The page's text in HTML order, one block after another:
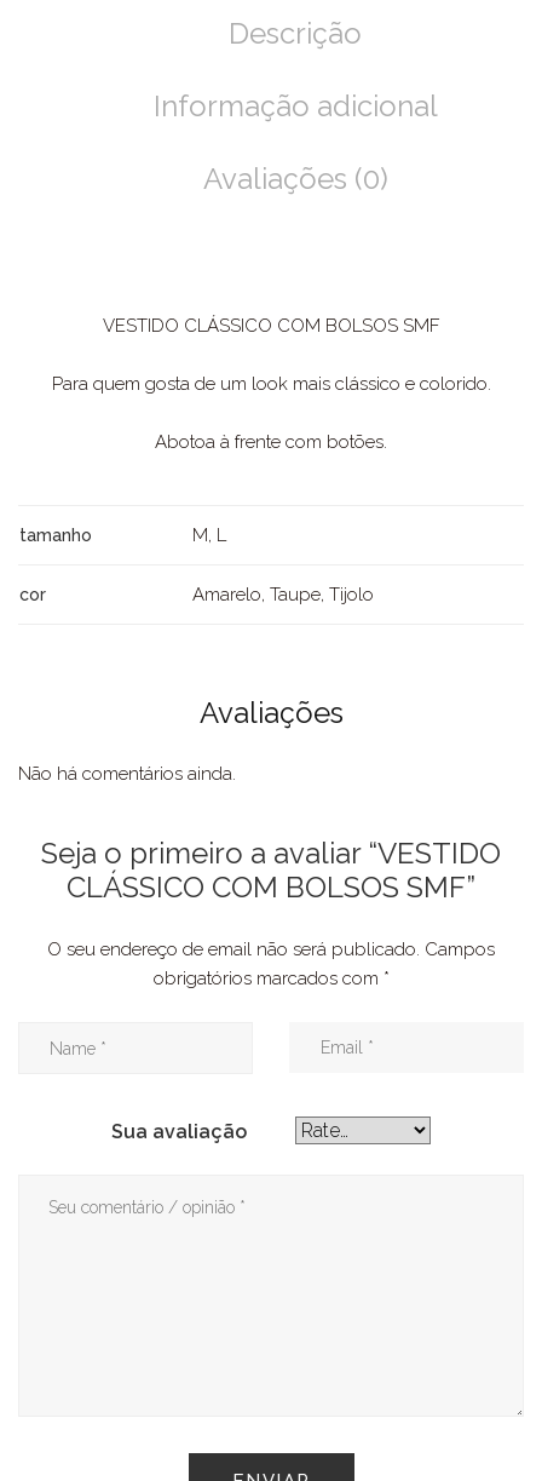
Descrição
Informação adicional
Avaliações (0)
VESTIDO CLÁSSICO COM BOLSOS SMF
Para quem gosta de um look mais clássico e colorido.
Abotoa à frente com botões.
tamanho M, L
cor Amarelo, Taupe, Tijolo
Avaliações
Não há comentários ainda.
Seja o primeiro a avaliar “VESTIDO
CLÁSSICO COM BOLSOS SMF”
O seu endereço de email não será publicado. Campos
obrigatórios marcados com *
Sua avaliação